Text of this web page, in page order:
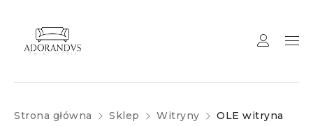
Strona główna Sklep Witryny
OLE witryna